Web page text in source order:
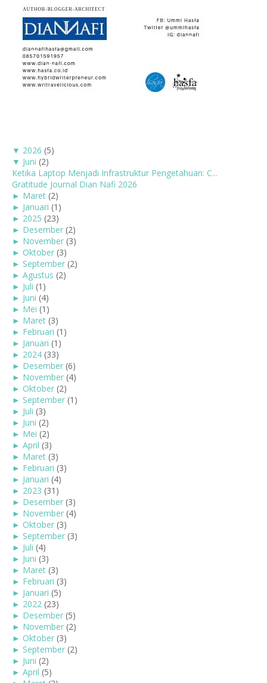
▼ 2026 (5)
▼ Juni (2)
Ketika Laptop Menjadi Infrastruktur Pengetahuan: C...
Gratitude Journal Dian Nafi 2026
► Maret (2)
► Januari (1)
► 2025 (23)
► Desember (2)
► November (3)
► Oktober (3)
► September (2)
► Agustus (2)
► Juli (1)
► Juni (4)
► Mei (1)
► Maret (3)
► Februari (1)
► Januari (1)
► 2024 (33)
► Desember (6)
► November (4)
► Oktober (2)
► September (1)
► Juli (3)
► Juni (2)
► Mei (2)
► April (3)
► Maret (3)
► Februari (3)
► Januari (4)
► 2023 (31)
► Desember (3)
► November (4)
► Oktober (3)
► September (3)
► Juli (4)
► Juni (3)
► Maret (3)
► Februari (3)
► Januari (5)
► 2022 (23)
► Desember (5)
► November (2)
► Oktober (3)
► September (2)
► Juni (2)
► April (5)